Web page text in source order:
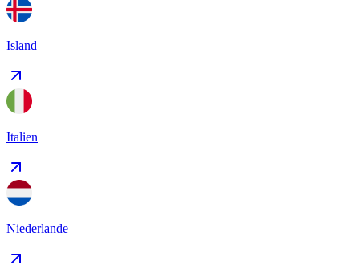
Island
Italien
Niederlande